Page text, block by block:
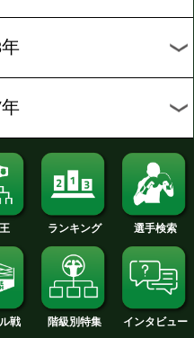
2013年
2012年
2011年